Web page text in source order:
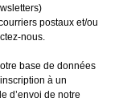
postaux et/ou
nous.
base de données
à un
d’envoi de notre